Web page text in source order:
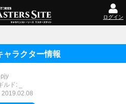
ログイン
ャラクター情報
ド: _